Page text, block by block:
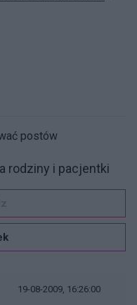
postów
rodziny i pacjentki
19-08-2009, 16:26:00